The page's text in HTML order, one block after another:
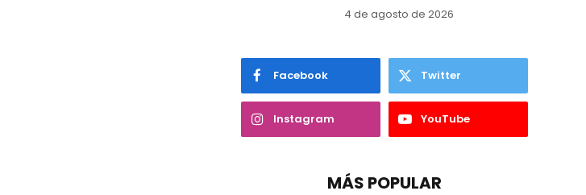
4 de agosto de 2026
Facebook Twitter
Instagram YouTube
MÁS POPULAR